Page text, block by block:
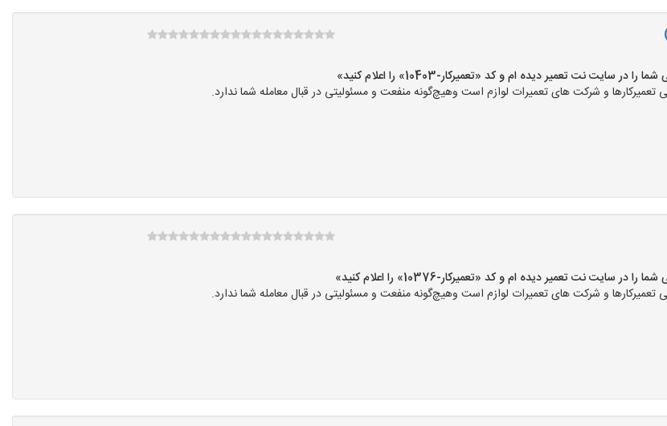
نت تعمیر دیده ام و کد «تعمیرکار-10403» را اعلام کنید»
و شرکت های تعمیرات لوازم است وهیچ‌گونه منفعت و مسئولیتی در قبال معامله شما ندارد.
نت تعمیر دیده ام و کد «تعمیرکار-10376» را اعلام کنید»
و شرکت های تعمیرات لوازم است وهیچ‌گونه منفعت و مسئولیتی در قبال معامله شما ندارد.